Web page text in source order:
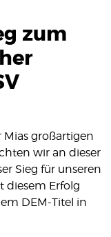
zum
Mias großartigen
wir an dieser
Sieg für unseren
diesem Erfolg
DEM-Titel in